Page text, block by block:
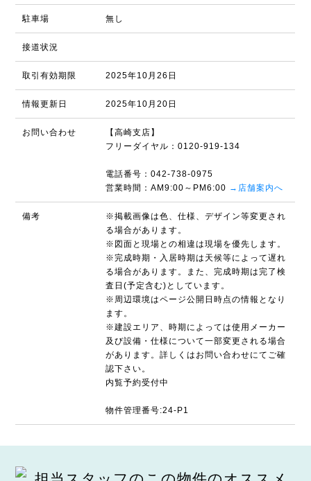
駐車場 無し
接道状況
取引有効期限 2025年10月26日
情報更新日 2025年10月20日
お問い合わせ
【高崎支店】
フリーダイヤル：0120-919-134
電話番号：042-738-0975
営業時間：AM9:00～PM6:00 →店舗案内へ
備考
※掲載画像は色、仕様、デザイン等変更され
る場合があります。
※図面と現場との相違は現場を優先します。
※完成時期・入居時期は天候等によって遅れ
る場合があります。また、完成時期は完了検
査日(予定含む)としています。
※周辺環境はページ公開日時点の情報となり
ます。
※建設エリア、時期によっては使用メーカー
及び設備・仕様について一部変更される場合
があります。詳しくはお問い合わせにてご確
認下さい。
内覧予約受付中
物件管理番号:24-P1